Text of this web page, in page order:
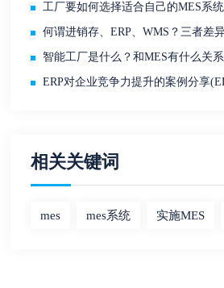
工厂要如何选择适合自己的MES系统
何谓进销存、ERP、WMS？三者差
智能工厂是什么？和MES有什么关
ERP对企业竞争力提升的案例分享
相关关键词
mes mes系统 实施MES